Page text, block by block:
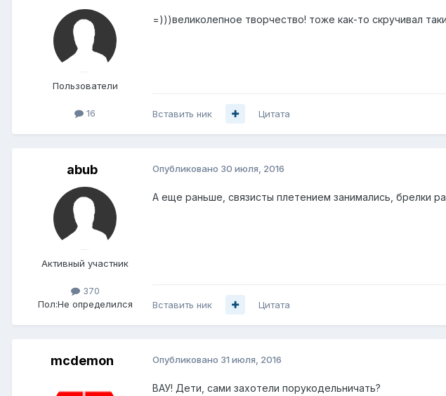
Пользователи
16
=)))великолепное творчество! тоже как-то скручивал
Вставить ник Цитата
abub
Активный участник
370
Пол:Не определился
Опубликовано 30 июля, 2016
А еще раньше, связисты плетением занимались, брелки
Вставить ник Цитата
mcdemon Опубликовано 31 июля, 2016
ВАУ! Дети, сами захотели порукодельничать?